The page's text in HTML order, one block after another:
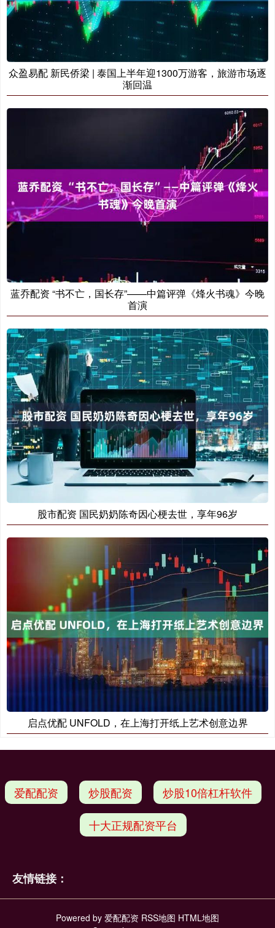
众盈易配 新民侨梁 | 泰国上半年迎1300万游客，旅游市场逐
渐回温
蓝乔配资 “书不亡，国长存”——中篇评弹《烽火书魂》今晚
首演
股市配资 国民奶奶陈奇因心梗去世，享年96岁
启点优配 UNFOLD，在上海打开纸上艺术创意边界
爱配配资 炒股配资 炒股10倍杠杆软件
十大正规配资平台
友情链接：
Powered by 爱配配资 RSS地图 HTML地图